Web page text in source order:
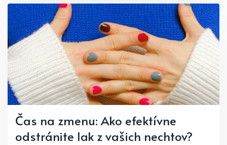
Čas na zmenu: Ako efektívne
odstránite lak z vašich nechtov?